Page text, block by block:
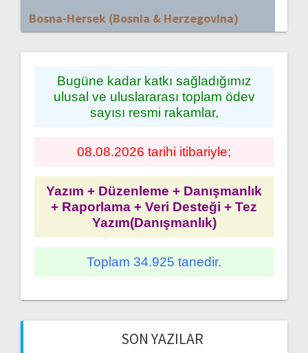
Bosna-Hersek (Bosnia & Herzegovina)
Bugüne kadar katkı sağladığımız
ulusal ve uluslararası toplam ödev
sayısı resmi rakamlar,
08.08.2026 tarihi itibariyle;
Yazım + Düzenleme + Danışmanlık
+ Raporlama + Veri Desteği + Tez
Yazım(Danışmanlık)
Toplam 34.925 tanedir.
SON YAZILAR